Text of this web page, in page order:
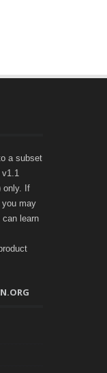
a subset
only. If
may
can learn